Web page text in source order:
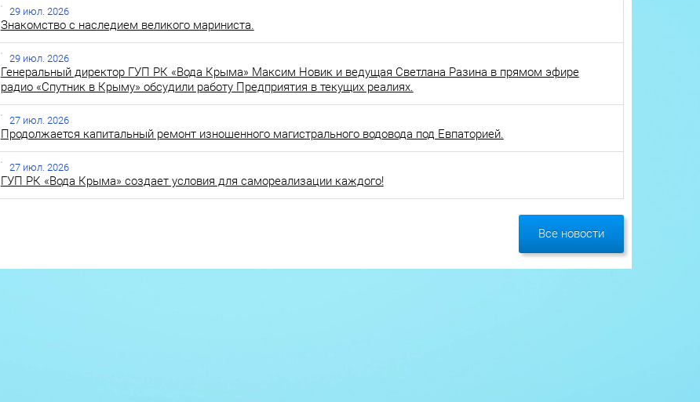
29 июл. 2026
Знакомство с наследием великого мариниста.
29 июл. 2026
Генеральный директор ГУП РК «Вода Крыма» Максим Новик и ведущая Светлана Разина в прямом эфире
радио «Спутник в Крыму» обсудили работу Предприятия в текущих реалиях.
27 июл. 2026
Продолжается капитальный ремонт изношенного магистрального водовода под Евпаторией.
27 июл. 2026
ГУП РК «Вода Крыма» создает условия для самореализации каждого!
Все новости